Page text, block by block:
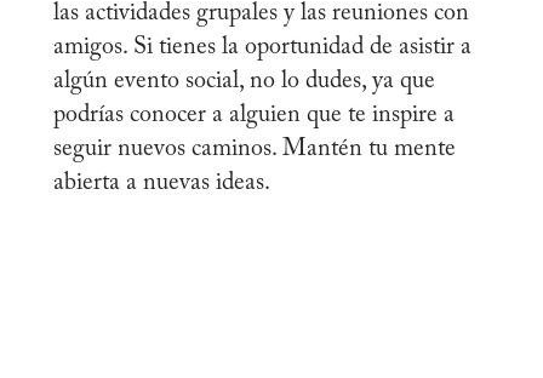
las actividades grupales y las reuniones con
amigos. Si tienes la oportunidad de asistir a
algún evento social, no lo dudes, ya que
podrías conocer a alguien que te inspire a
seguir nuevos caminos. Mantén tu mente
abierta a nuevas ideas.